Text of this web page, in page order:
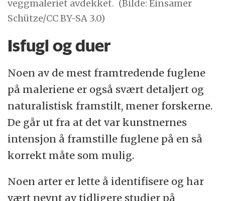
veggmaleriet avdekket. (Bilde: Einsamer
Schütze/CC BY-SA 3.0)
Isfugl og duer
Noen av de mest framtredende fuglene
på maleriene er også svært detaljert og
naturalistisk framstilt, mener forskerne.
De går ut fra at det var kunstnernes
intensjon å framstille fuglene på en så
korrekt måte som mulig.
Noen arter er lette å identifisere og har
vært nevnt av tidligere studier på